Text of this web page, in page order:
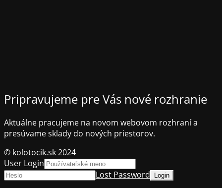
Pripravujeme pre Vás nové rozhranie
Aktuálne pracujeme na novom webovom rozhraní a
presúvame sklady do nových priestorov.
© kolotocik.sk 2024
User Login
Lost Password